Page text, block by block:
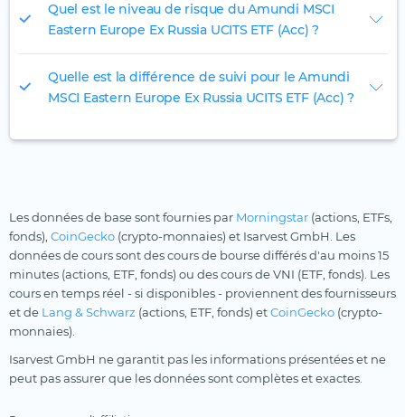
Quel est le niveau de risque du Amundi MSCI
Eastern Europe Ex Russia UCITS ETF (Acc) ?
Quelle est la différence de suivi pour le Amundi
MSCI Eastern Europe Ex Russia UCITS ETF (Acc) ?
Les données de base sont fournies par Morningstar (actions, ETFs,
fonds), CoinGecko (crypto-monnaies) et Isarvest GmbH. Les
données de cours sont des cours de bourse différés d'au moins 15
minutes (actions, ETF, fonds) ou des cours de VNI (ETF, fonds). Les
cours en temps réel - si disponibles - proviennent des fournisseurs
et de Lang & Schwarz (actions, ETF, fonds) etCoinGecko (crypto-
monnaies).
Isarvest GmbH ne garantit pas les informations présentées et ne
peut pas assurer que les données sont complètes et exactes.